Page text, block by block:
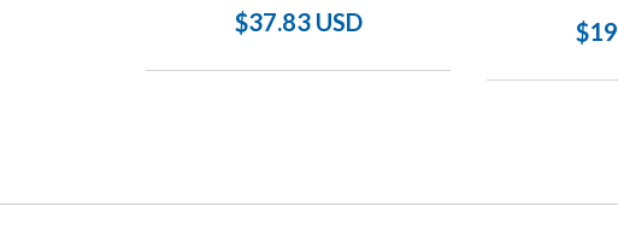
$37.83 USD